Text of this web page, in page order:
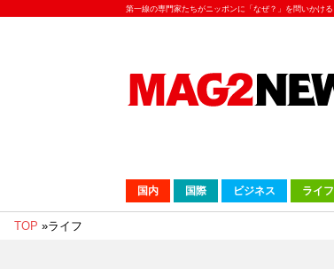
第一線の専門家たちがニッポンに「なぜ？」を問いかける
国内 国際 ビジネス ライフ
TOP »ライフ